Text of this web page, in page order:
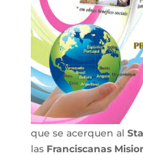
que se acerquen al
las Franciscanas